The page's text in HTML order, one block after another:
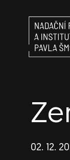
02. 12.